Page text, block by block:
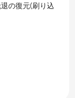
の復元(刷り込